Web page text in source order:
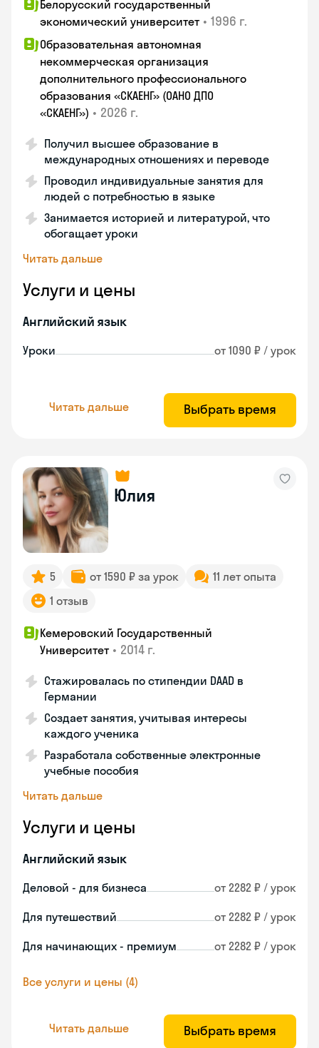
Белорусский государственный
экономический университет • 1996 г.
Образовательная автономная
некоммерческая организация
дополнительного профессионального
образования «СКАЕНГ» (ОАНО ДПО
«СКАЕНГ») • 2026 г.
Получил высшее образование в
международных отношениях и переводе
Проводил индивидуальные занятия для
людей с потребностью в языке
Занимается историей и литературой, что
обогащает уроки
Читать дальше
Услуги и цены
Английский язык
Уроки от 1090 ₽ / урок
Читать дальше Выбрать время
Юлия
5 от 1590 ₽ за урок
11 лет опыта
1 отзыв
Кемеровский Государственный
Университет • 2014 г.
Стажировалась по стипендии DAAD в
Германии
Создает занятия, учитывая интересы
каждого ученика
Разработала собственные электронные
учебные пособия
Читать дальше
Услуги и цены
Английский язык
Деловой - для бизнеса от 2282 ₽ / урок
Для путешествий от 2282 ₽ / урок
Для начинающих - премиум от 2282 ₽ / урок
Все услуги и цены (4)
Читать дальше Выбрать время